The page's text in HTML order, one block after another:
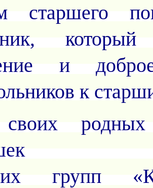
старшего
который
и
к
групп